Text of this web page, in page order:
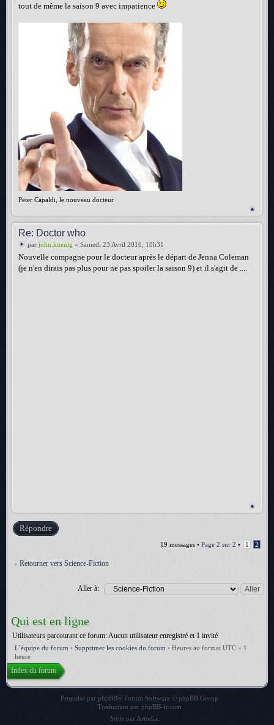
tout de même la saison 9 avec impatience
Peter Capaldi, le nouveau docteur
Re: Doctor who
par john.koenig » Samedi 23 Avril 2016, 18h31
Nouvelle compagne pour le docteur après le départ de Jenna Coleman
(je n'en dirais pas plus pour ne pas spoiler la saison 9) et il s'agit de ....
Répondre
19 messages • Page 2 sur 2 • 1 2
Retourner vers Science-Fiction
Aller à:
Qui est en ligne
Utilisateurs parcourant ce forum: Aucun utilisateur enregistré et 1 invité
L’équipe du forum • Supprimer les cookies du forum • Heures au format UTC + 1
heure
Index du forum
Propulsé par phpBB® Forum Software © phpBB Group
Traduction par phpBB-fr.com
Style par Artodia